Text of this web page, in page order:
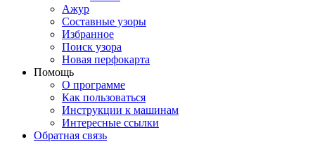
Ажур
Составные узоры
Избранное
Поиск узора
Новая перфокарта
Помощь
О программе
Как пользоваться
Инструкции к машинам
Интересные ссылки
Обратная связь